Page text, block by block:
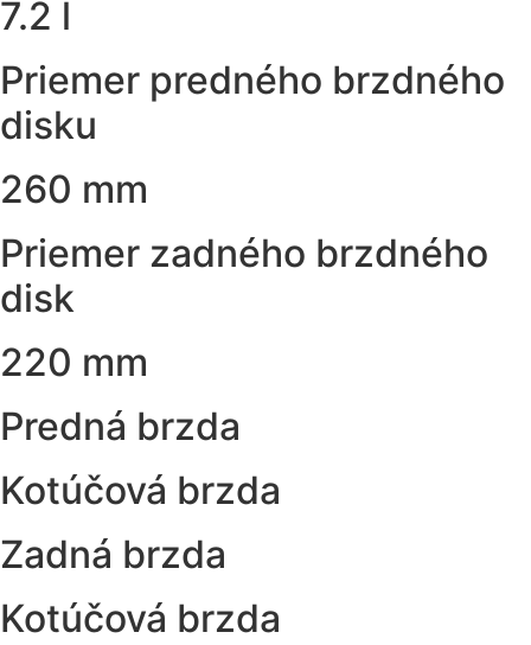
7.2 l
Priemer predného brzdného
disku
260 mm
Priemer zadného brzdného
disk
220 mm
Predná brzda
Kotúčová brzda
Zadná brzda
Kotúčová brzda